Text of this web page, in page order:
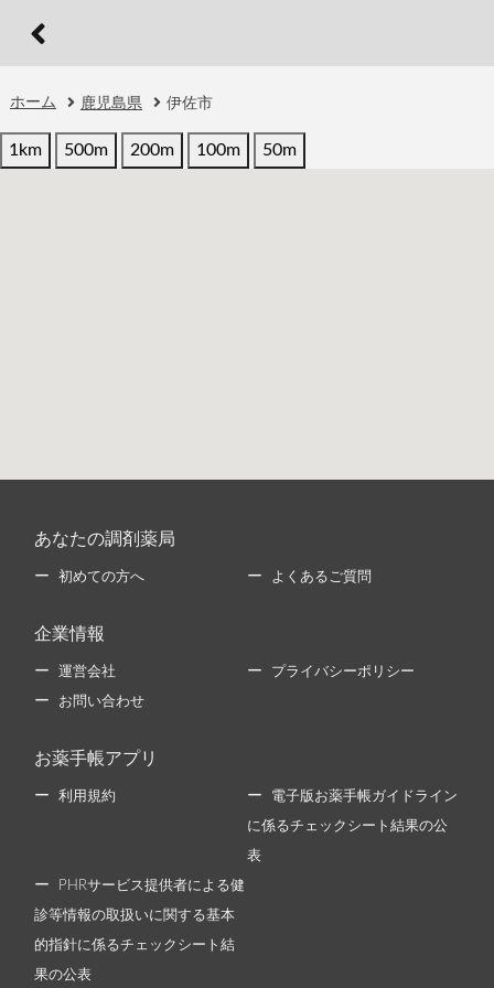
ホーム 鹿児島県 伊佐市
1km 500m 200m 100m 50m
あなたの調剤薬局
初めての方へ よくあるご質問
企業情報
運営会社 プライバシーポリシー
お問い合わせ
お薬手帳アプリ
利用規約 電子版お薬手帳ガイドライン
に係るチェックシート結果の公
表
PHRサービス提供者による健
診等情報の取扱いに関する基本
的指針に係るチェックシート結
果の公表